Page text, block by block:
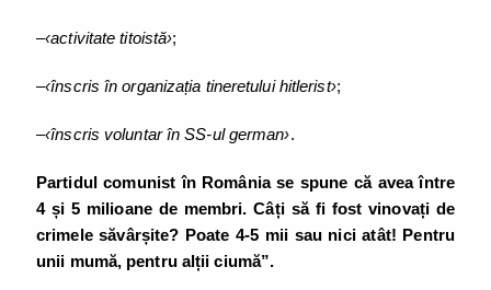
–‹activitate titoistă›;
–‹înscris în organizația tineretului hitlerist›;
–‹înscris voluntar în SS-ul german›.
Partidul comunist în România se spune că avea între
4 și 5 milioane de membri. Câți să fi fost vinovați de
crimele săvârșite? Poate 4-5 mii sau nici atât! Pentru
unii mumă, pentru alții ciumă”.